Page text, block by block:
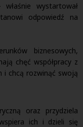
wystartował
odpowiedź na
biznesowych,
chęć współpracy z
i chcą rozwinąć swoją
oraz przydziela
ich i dzieli się